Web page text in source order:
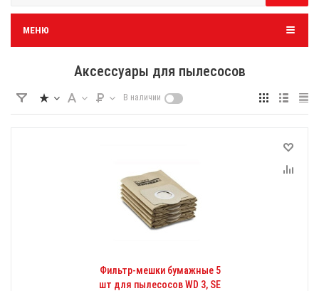
МЕНЮ
Аксессуары для пылесосов
В наличии
Фильтр-мешки бумажные 5
шт для пылесосов WD 3, SE